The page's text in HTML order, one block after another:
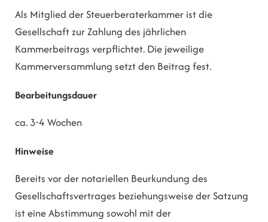
Als Mitglied der Steuerberaterkammer ist die
Gesellschaft zur Zahlung des jährlichen
Kammerbeitrags verpflichtet. Die jeweilige
Kammerversammlung setzt den Beitrag fest.
Bearbeitungsdauer
ca. 3-4 Wochen
Hinweise
Bereits vor der notariellen Beurkundung des
Gesellschaftsvertrages beziehungsweise der Satzung
ist eine Abstimmung sowohl mit der